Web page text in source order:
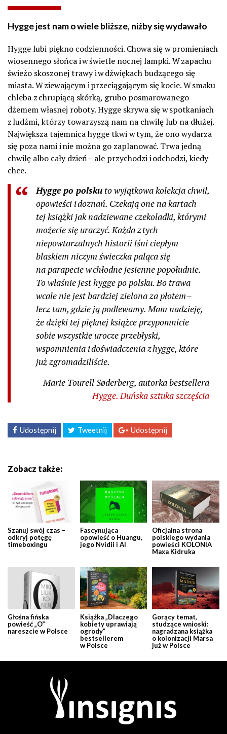
Hygge jest nam o wiele bliższe, niżby się wydawało
Hygge lubi piękno codzienności. Chowa się w promieniach
wiosennego słońca i w świetle nocnej lampki. W zapachu
świeżo skoszonej trawy i w dźwiękach budzącego się
miasta. W ziewającym i przeciągającym się kocie. W smaku
chleba z chrupiącą skórką, grubo posmarowanego
dżemem własnej roboty. Hygge skrywa się w spotkaniach
z ludźmi, którzy towarzyszą nam na chwilę lub na dłużej.
Największa tajemnica hygge tkwi w tym, że ono wydarza
się poza nami i nie można go zaplanować. Trwa jedną
chwilę albo cały dzień – ale przychodzi i odchodzi, kiedy
chce.
Hygge po polsku to wyjątkowa kolekcja chwil,
opowieści i doznań. Czekają one na kartach
tej książki jak nadziewane czekoladki, którymi
możecie się uraczyć. Każda z tych
niepowtarzalnych historii lśni ciepłym
blaskiem niczym świeczka paląca się
na parapecie w chłodne jesienne popołudnie.
To właśnie jest hygge po polsku. Bo trawa
wcale nie jest bardziej zielona za płotem –
lecz tam, gdzie ją podlewamy. Mam nadzieję,
że dzięki tej pięknej książce przypomnicie
sobie wszystkie urocze przebłyski,
wspomnienia i doświadczenia z hygge, które
już zgromadziliście.
Marie Tourell Søderberg, autorka bestsellera
Hygge. Duńska sztuka szczęścia
Udostępnij Tweetnij Udostępnij
Zobacz także:
Szanuj swój czas –
odkryj potęgę
timeboxingu
Fascynująca
opowieść o Huangu,
jego Nvidii i AI
Oficjalna strona
polskiego wydania
powieści KOLONIA
Maxa Kidruka
Głośna fińska
powieść „O”
nareszcie w Polsce
Książka „Dlaczego
kobiety uprawiają
ogrody”
bestsellerem
w Polsce
Gorący temat,
studzące wnioski:
nagradzana książka
o kolonizacji Marsa
już w Polsce